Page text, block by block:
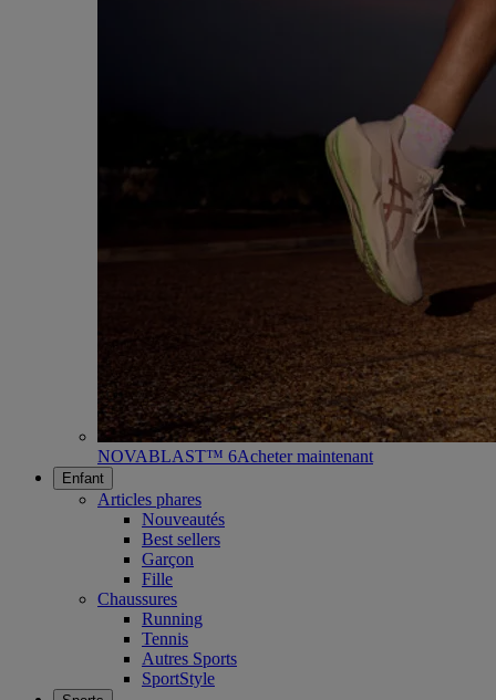
NOVABLAST™ 6Acheter maintenant
Enfant
Articles phares
Nouveautés
Best sellers
Garçon
Fille
Chaussures
Running
Tennis
Autres Sports
SportStyle